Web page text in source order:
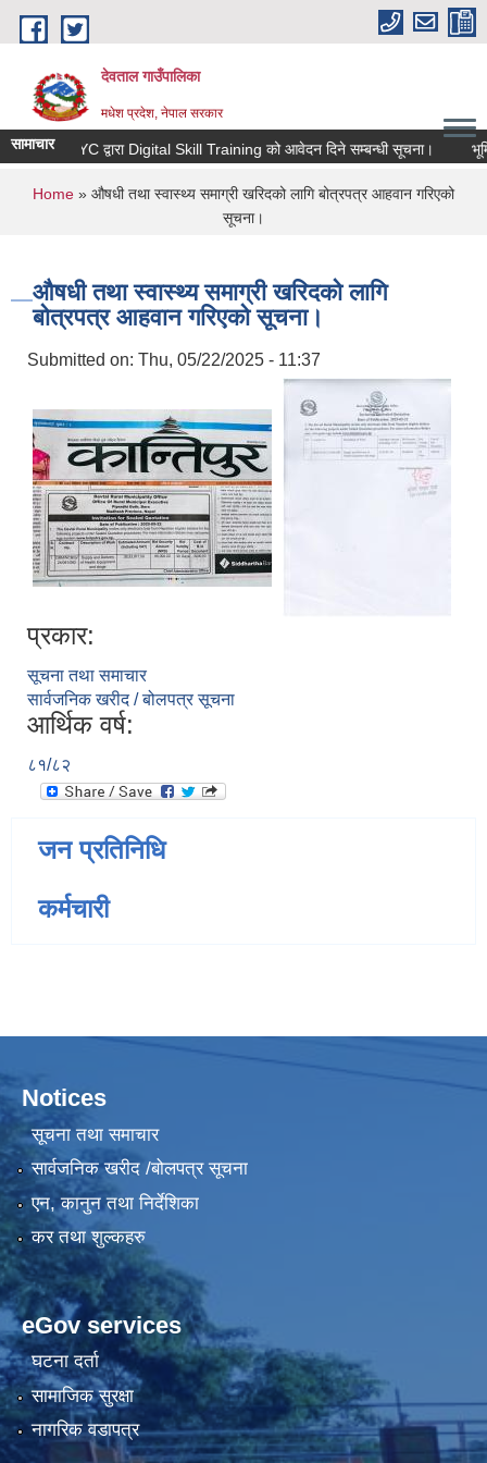
Skip to main content
देवताल गाउँपालिका
मधेश प्रदेश, नेपाल सरकार
सामाचारJJYC द्वारा Digital Skill Training को आवेदन दिने सम्बन्धी सूचना।
You are here
Home » औषधी तथा स्वास्थ्य समाग्री खरिदको लागि बोत्रपत्र आहवान गरिएको
सूचना।
औषधी तथा स्वास्थ्य समाग्री खरिदको लागि
बोत्रपत्र आहवान गरिएको सूचना।
Submitted on: Thu, 05/22/2025 - 11:37
प्रकार:
सूचना तथा समाचार
सार्वजनिक खरीद / बोलपत्र सूचना
आर्थिक वर्ष:
८१/८२
जन प्रतिनिधि
कर्मचारी
Notices
सूचना तथा समाचार
सार्वजनिक खरीद /बोलपत्र सूचना
एन, कानुन तथा निर्देशिका
कर तथा शुल्कहरु
eGov services
घटना दर्ता
सामाजिक सुरक्षा
नागरिक वडापत्र